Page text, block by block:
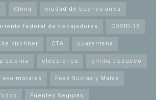
China ciudad de buenos aires
federal de trabajadores COVID-19
kirchner CTA cuarentena
externa elecciones emilia trabucco
evo morales Feas Sucias y Malas
Fuentes Seguras